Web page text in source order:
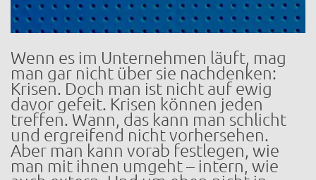
Wenn es im Unternehmen läuft, mag
man gar nicht über sie nachdenken:
Krisen. Doch man ist nicht auf ewig
davor gefeit. Krisen können jeden
treffen. Wann, das kann man schlicht
und ergreifend nicht vorhersehen.
Aber man kann vorab festlegen, wie
man mit ihnen umgeht – intern, wie